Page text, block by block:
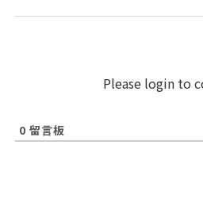
Please login to
0 留言板